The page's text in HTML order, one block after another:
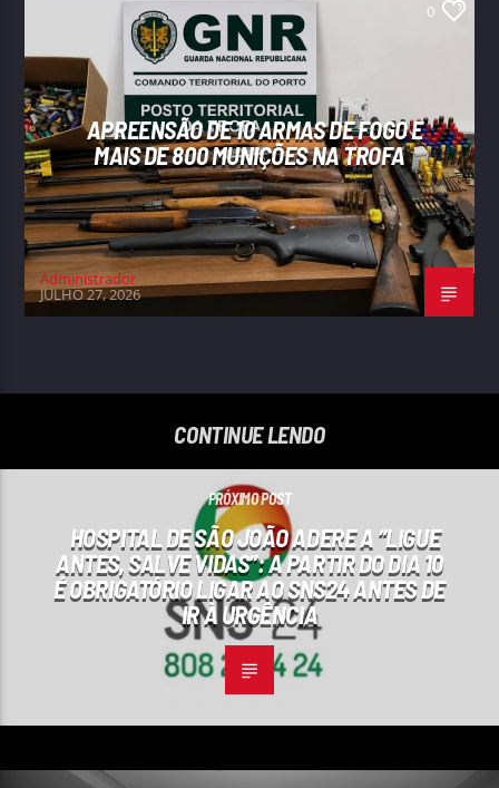
0
APREENSÃO DE 10 ARMAS DE FOGO E
MAIS DE 800 MUNIÇÕES NA TROFA
Administrador
JULHO 27, 2026
CONTINUE LENDO
PRÓXIMO POST
HOSPITAL DE SÃO JOÃO ADERE A “LIGUE
ANTES, SALVE VIDAS”: A PARTIR DO DIA 10
É OBRIGATÓRIO LIGAR AO SNS24 ANTES DE
IR À URGÊNCIA